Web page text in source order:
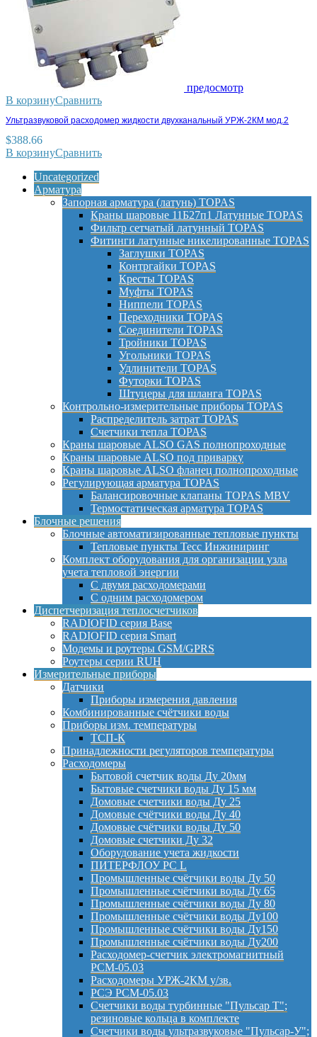
предосмотр
В корзинуСравнить
Ультразвуковой расходомер жидкости двухканальный УРЖ-2КМ мод.2
$388.66
В корзинуСравнить
Uncategorized
Арматура
Запорная арматура (латунь) TOPAS
Краны шаровые 11Б27п1 Латунные TOPAS
Фильтр сетчатый латунный TOPAS
Фитинги латунные никелированные TOPAS
Заглушки TOPAS
Контргайки TOPAS
Кресты TOPAS
Муфты TOPAS
Ниппели TOPAS
Переходники TOPAS
Соединители TOPAS
Тройники TOPAS
Угольники TOPAS
Удлинители TOPAS
Футорки TOPAS
Штуцеры для шланга TOPAS
Контрольно-измерительные приборы TOPAS
Распределитель затрат TOPAS
Счетчики тепла TOPAS
Краны шаровые ALSO GAS полнопроходные
Краны шаровые ALSO под приварку
Краны шаровые ALSO фланец полнопроходные
Регулирующая арматура TOPAS
Балансировочные клапаны TOPAS MBV
Термостатическая арматура TOPAS
Блочные решения
Блочные автоматизированные тепловые пункты
Тепловые пункты Тесс Инжиниринг
Комплект оборудования для организации узла
учета тепловой энергии
С двумя расходомерами
С одним расходомером
Диспетчеризация теплосчетчиков
RADIOFID серия Base
RADIOFID серия Smart
Модемы и роутеры GSM/GPRS
Роутеры серии RUH
Измерительные приборы
Датчики
Приборы измерения давления
Комбинированные счётчики воды
Приборы изм. температуры
ТСП-К
Принадлежности регуляторов температуры
Расходомеры
Бытовой счетчик воды Ду 20мм
Бытовые счетчики воды Ду 15 мм
Домовые счетчики воды Ду 25
Домовые счётчики воды Ду 40
Домовые счётчики воды Ду 50
Домовые счетчики Ду 32
Оборудование учета жидкости
ПИТЕРФЛОУ РС L
Промышленные счётчики воды Ду 50
Промышленные счётчики воды Ду 65
Промышленные счётчики воды Ду 80
Промышленные счётчики воды Ду100
Промышленные счётчики воды Ду150
Промышленные счётчики воды Ду200
Расходомер-счетчик электромагнитный
РСМ-05.03
Расходомеры УРЖ-2КМ у/зв.
РСЭ РСМ-05.03
Счетчики воды турбинные "Пульсар Т";
резиновые кольца в комплекте
Счетчики воды ультразвуковые "Пульсар-У";